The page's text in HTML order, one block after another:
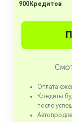
900Кредитов
Оплата
Кредиты
после